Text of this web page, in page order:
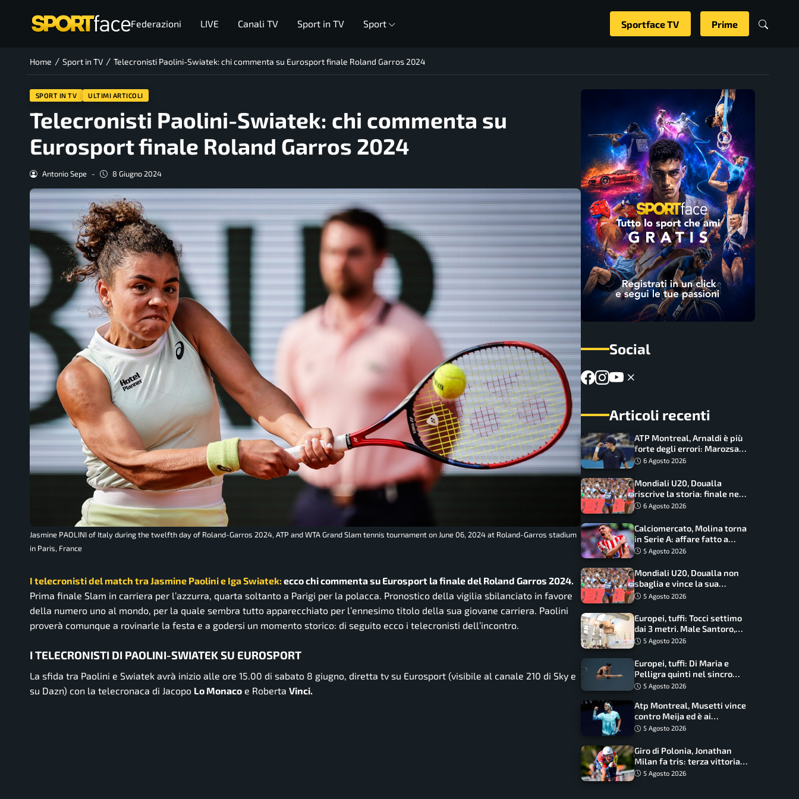
Federazioni LIVE Canali TV Sport in TV Sport Sportface TV Prime
Home / Sport in TV / Telecronisti Paolini-Swiatek: chi commenta su Eurosport finale Roland Garros 2024
SPORT IN TV ULTIMI ARTICOLI
Telecronisti Paolini-Swiatek: chi commenta su
Eurosport finale Roland Garros 2024
Antonio Sepe - 8 Giugno 2024
Jasmine PAOLINI of Italy during the twelfth day of Roland-Garros 2024, ATP and WTA Grand Slam tennis tournament on June 06, 2024 at Roland-Garros stadium
in Paris, France
I telecronisti del match tra Jasmine Paolini e Iga Swiatek: ecco chi commenta su Eurosport la finale del Roland Garros 2024.
Prima finale Slam in carriera per l’azzurra, quarta soltanto a Parigi per la polacca. Pronostico della vigilia sbilanciato in favore
della numero uno al mondo, per la quale sembra tutto apparecchiato per l’ennesimo titolo della sua giovane carriera. Paolini
proverà comunque a rovinarle la festa e a godersi un momento storico: di seguito ecco i telecronisti dell’incontro.
I TELECRONISTI DI PAOLINI-SWIATEK SU EUROSPORT
La sfida tra Paolini e Swiatek avrà inizio alle ore 15.00 di sabato 8 giugno, diretta tv su Eurosport (visibile al canale 210 di Sky e
su Dazn) con la telecronaca di Jacopo Lo Monaco e Roberta Vinci.
Social
Articoli recenti
ATP Montreal, Arnaldi è più
forte degli errori: Marozsan
piegato dopo oltre due ore
6 Agosto 2026
Mondiali U20, Doualla
riscrive la storia: finale nei
100 metri dopo trent’anni
6 Agosto 2026
Calciomercato, Molina torna
in Serie A: affare fatto a
cifre sorprendenti
5 Agosto 2026
Mondiali U20, Doualla non
sbaglia e vince la sua
batteria sui 100 metri:
5 Agosto 2026
Europei, tuffi: Tocci settimo
dai 3 metri. Male Santoro,
Wesemann si prende l’oro
5 Agosto 2026
Europei, tuffi: Di Maria e
Pelligra quinti nel sincro
misto. Oro all’Ucraina
5 Agosto 2026
Atp Montreal, Musetti vince
contro Meija ed è ai
sedicesimi
5 Agosto 2026
Giro di Polonia, Jonathan
Milan fa tris: terza vittoria
consecutiva e primato
5 Agosto 2026